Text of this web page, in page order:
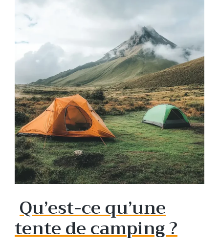
Qu’est-ce qu’une
tente de camping ?